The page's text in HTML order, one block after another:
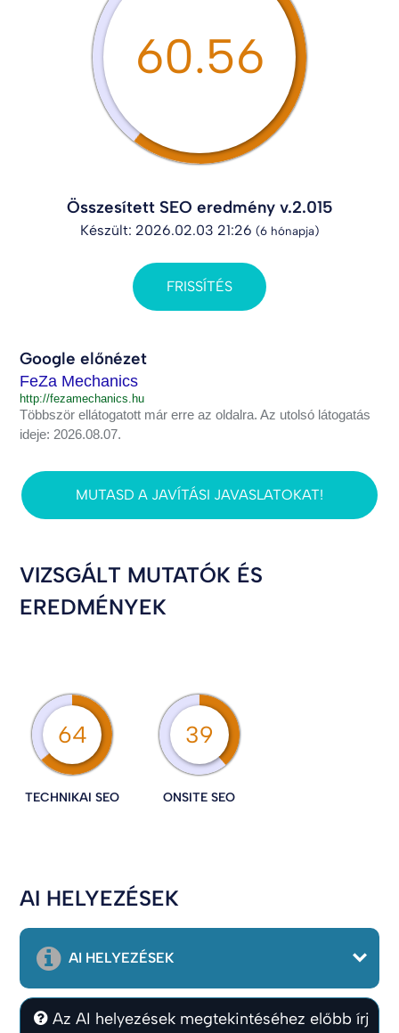
60.56
Összesített SEO eredmény v.2.015
Készült: 2026.02.03 21:26 (6 hónapja)
FRISSÍTÉS
Google előnézet
FeZa Mechanics
http://fezamechanics.hu
Többször ellátogatott már erre az oldalra. Az utolsó látogatás
ideje: 2026.08.07.
MUTASD A JAVÍTÁSI JAVASLATOKAT!
VIZSGÁLT MUTATÓK ÉS
EREDMÉNYEK
64
TECHNIKAI SEO
39
ONSITE SEO
AI HELYEZÉSEK
AI HELYEZÉSEK
Az AI helyezések megtekintéséhez előbb írj